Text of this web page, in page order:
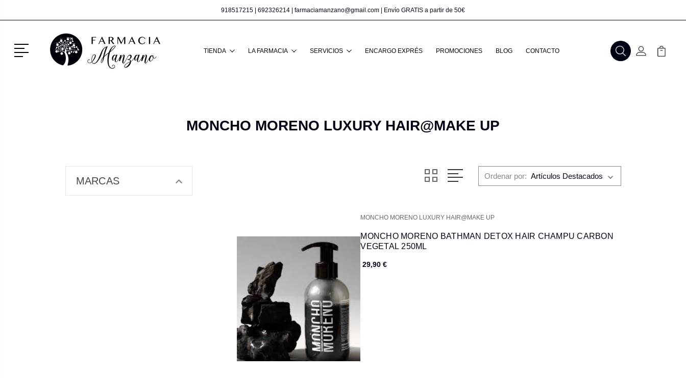
918517215 692326214 farmaciamanzano@gmail.com | Envío GRATIS a partir de 50€
Menú TIENDA LA FARMACIA SERVICIOS ENCARGO EXPRÉS PROMOCIONES BLOG CONTACTO BuscarMi Cuenta
Mi
MONCHO MORENO LUXURY HAIR@MAKE UP
MARCAS Ordenar por:
MONCHO MORENO LUXURY HAIR@MAKE UP
MONCHO MORENO BATHMAN DETOX HAIR CHAMPU CARBON
VEGETAL 250ML
29,90 €